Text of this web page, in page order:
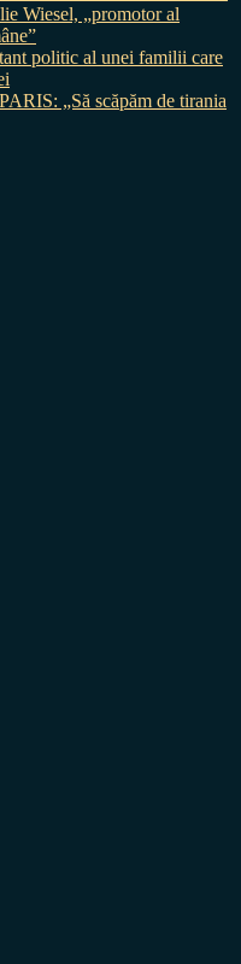
Wiesel, „promotor al
politic al unei familii care
„Să scăpăm de tirania